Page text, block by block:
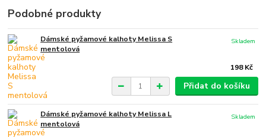
Podobné produkty
Dámské pyžamové kalhoty Melissa S
mentolová
198 Kč
Skladem
Přidat do košíku
Dámské pyžamové kalhoty Melissa L
mentolová
Skladem